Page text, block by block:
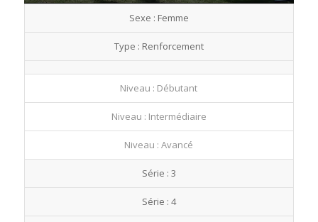
Play
Mute
Settings
PIP
Enter
Sexe : Femme
Type : Renforcement
Niveau : Débutant
Niveau : Intermédiaire
Niveau : Avancé
Série : 3
Série : 4